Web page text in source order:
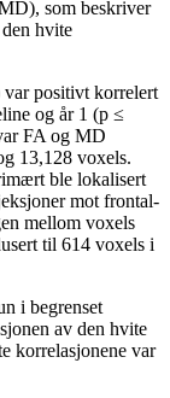
som beskriver
hvite
var positivt korrelert
og år 1 (p ≤
FA og MD
13,128 voxels.
ble lokalisert
mot frontal-
mellom voxels
til 614 voxels i
i begrenset
av den hvite
korrelasjonene var